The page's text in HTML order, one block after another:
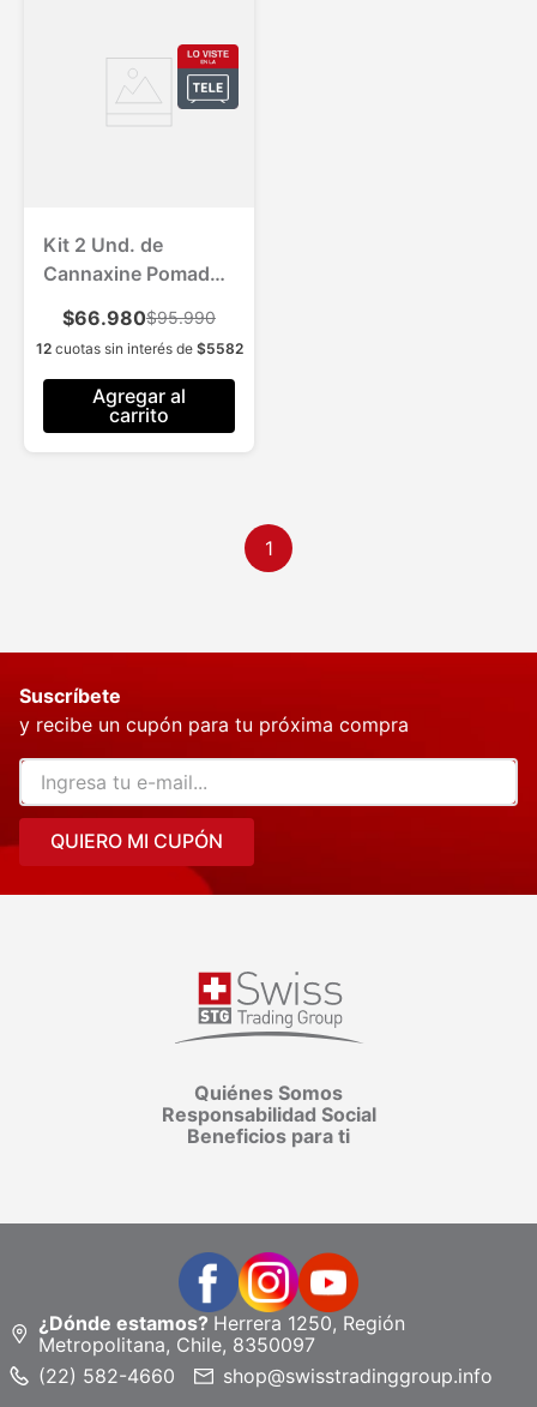
Kit 2 Und. de
Cannaxine Pomada
Cannaxine Roll On
para Aliviar el Dolor
$66.980$95.990
12cuotas sin interés de $5582
Agregar al
carrito
1
Suscríbete
y recibe un cupón para tu próxima compra
QUIERO MI CUPÓN
Quiénes Somos
Responsabilidad Social
Beneficios para ti
¿Dónde estamos? Herrera 1250, Región
Metropolitana, Chile, 8350097
(22) 582-4660
shop@swisstradinggroup.info